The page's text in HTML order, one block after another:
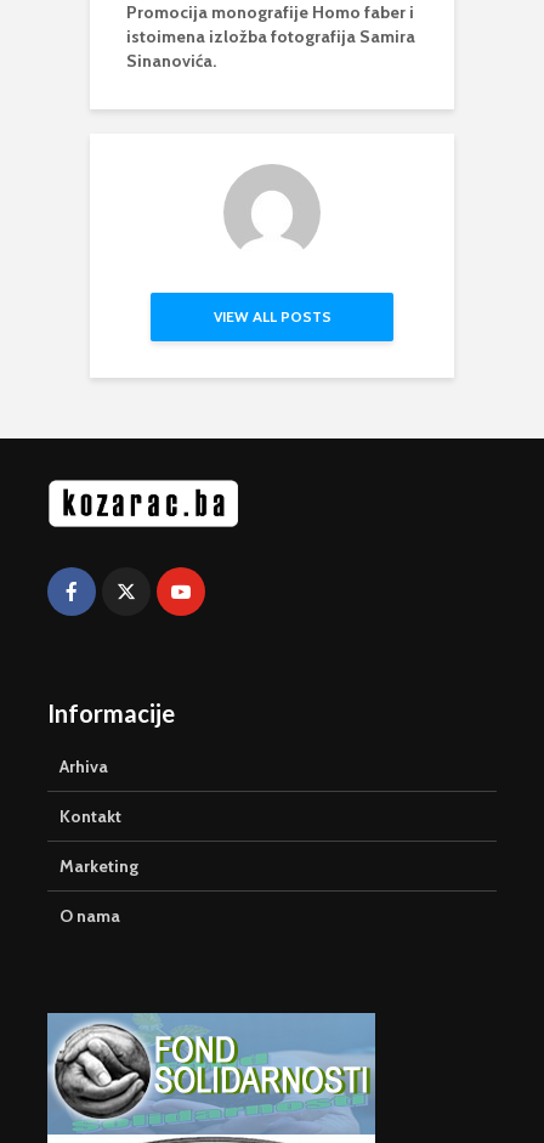
Promocija monografije Homo faber i
istoimena izložba fotografija Samira
Sinanovića.
VIEW ALL POSTS
Informacije
Arhiva
Kontakt
Marketing
O nama